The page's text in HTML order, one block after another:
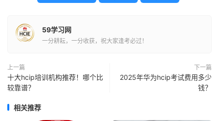
59学习网
一分耕耘，一分收获，祝大家逢考必过！
上一篇
十大hcip培训机构推荐！哪个比
较靠谱？
下一篇
2025年华为hcip考试费用多少
钱？
相关推荐